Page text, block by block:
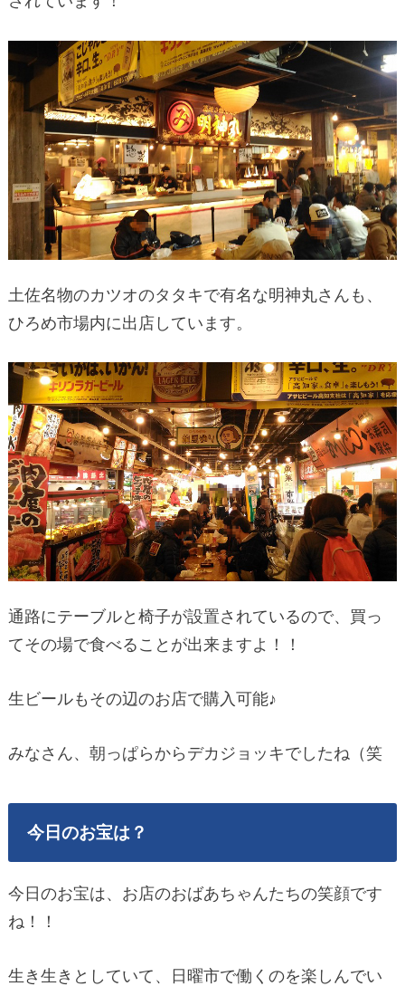
土佐名物のカツオのタタキで有名な明神丸さんも、
ひろめ市場内に出店しています。
通路にテーブルと椅子が設置されているので、買っ
てその場で食べることが出来ますよ！！
生ビールもその辺のお店で購入可能♪
みなさん、朝っぱらからデカジョッキでしたね（笑
今日のお宝は？
今日のお宝は、お店のおばあちゃんたちの笑顔です
ね！！
生き生きとしていて、日曜市で働くのを楽しんでい